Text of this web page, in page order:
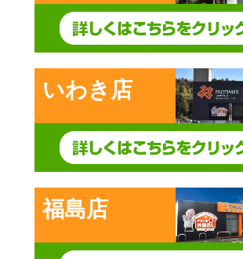
いわき店
福島店